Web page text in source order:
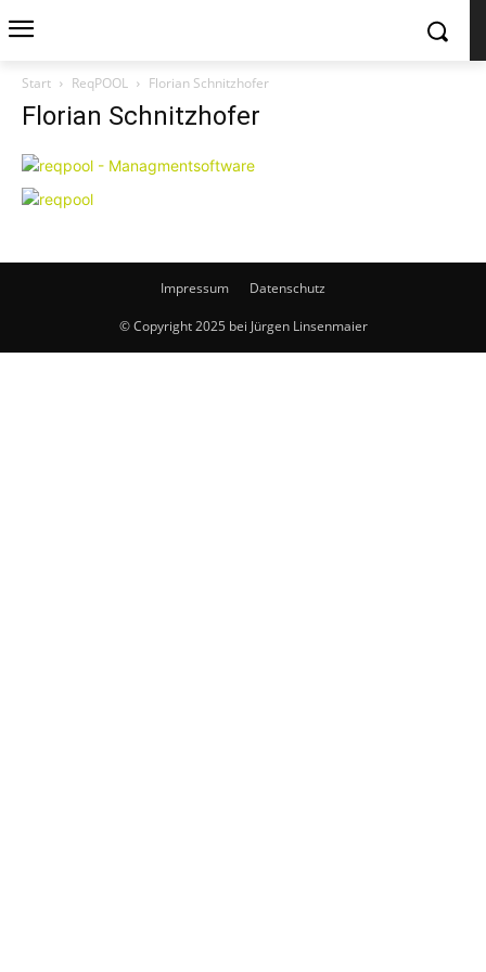
Start ReqPOOL Florian Schnitzhofer
Florian Schnitzhofer
Impressum Datenschutz
© Copyright 2025 bei Jürgen Linsenmaier